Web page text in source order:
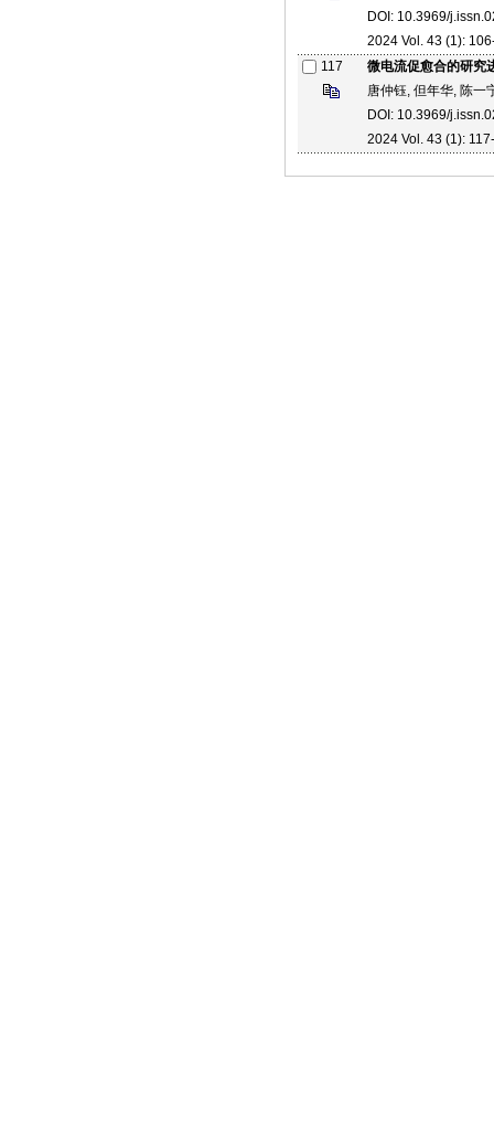
DOI: 10.3969/
2024 Vol. 43 (1):
117
微电流促愈合的研究
唐仲钰, 但年华, 陈一
DOI: 10.3969/
2024 Vol. 43 (1):